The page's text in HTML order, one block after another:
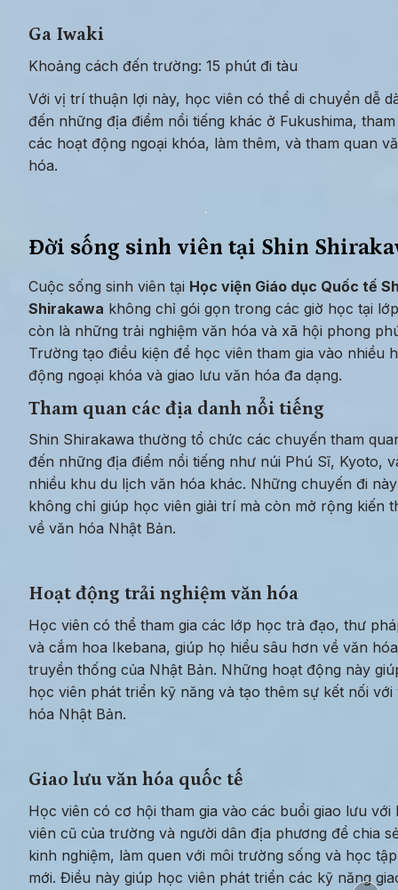
Ga Iwaki
Khoảng cách đến trường: 15 phút đi tàu
Với vị trí thuận lợi này, học viên có thể di chuyển dễ
đến những địa điểm nổi tiếng khác ở Fukushima, tham
các hoạt động ngoại khóa, làm thêm, và tham quan
hóa.
Đời sống sinh viên tại Shin
Cuộc sống sinh viên tại Học viện Giáo dục Quốc tế
Shirakawa không chỉ gói gọn trong các giờ học tại
còn là những trải nghiệm văn hóa và xã hội phong
Trường tạo điều kiện để học viên tham gia vào nhiều
động ngoại khóa và giao lưu văn hóa đa dạng.
Tham quan các địa danh nổi tiếng
Shin Shirakawa thường tổ chức các chuyến tham
đến những địa điểm nổi tiếng như núi Phú Sĩ, Kyoto,
nhiều khu du lịch văn hóa khác. Những chuyến đi này
không chỉ giúp học viên giải trí mà còn mở rộng kiến
về văn hóa Nhật Bản.
Hoạt động trải nghiệm văn hóa
Học viên có thể tham gia các lớp học trà đạo, thư
và cắm hoa Ikebana, giúp họ hiểu sâu hơn về văn hóa
truyền thống của Nhật Bản. Những hoạt động này
học viên phát triển kỹ năng và tạo thêm sự kết nối với
hóa Nhật Bản.
Giao lưu văn hóa quốc tế
Học viên có cơ hội tham gia vào các buổi giao lưu với
viên cũ của trường và người dân địa phương để chia
kinh nghiệm, làm quen với môi trường sống và học tập
mới. Điều này giúp học viên phát triển các kỹ năng